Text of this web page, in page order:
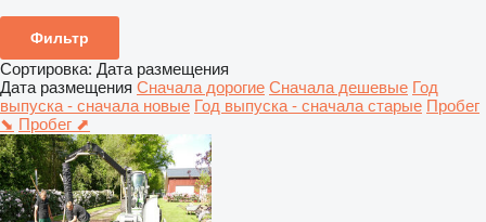
Фильтр
Сортировка: Дата размещения
Дата размещения Сначала дорогие Сначала дешевые Год
выпуска - сначала новые Год выпуска - сначала старые Пробег
⬊ Пробег ⬈